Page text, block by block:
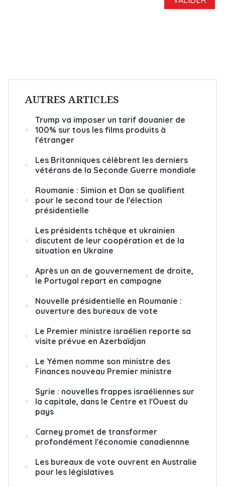
AUTRES ARTICLES
Trump va imposer un tarif douanier de
100% sur tous les films produits à
l'étranger
Les Britanniques célèbrent les derniers
vétérans de la Seconde Guerre mondiale
Roumanie : Simion et Dan se qualifient
pour le second tour de l'élection
présidentielle
Les présidents tchèque et ukrainien
discutent de leur coopération et de la
situation en Ukraine
Après un an de gouvernement de droite,
le Portugal repart en campagne
Nouvelle présidentielle en Roumanie :
ouverture des bureaux de vote
Le Premier ministre israélien reporte sa
visite prévue en Azerbaïdjan
Le Yémen nomme son ministre des
Finances nouveau Premier ministre
Syrie : nouvelles frappes israéliennes sur
la capitale, dans le Centre et l'Ouest du
pays
Carney promet de transformer
profondément l'économie canadiennne
Les bureaux de vote ouvrent en Australie
pour les législatives